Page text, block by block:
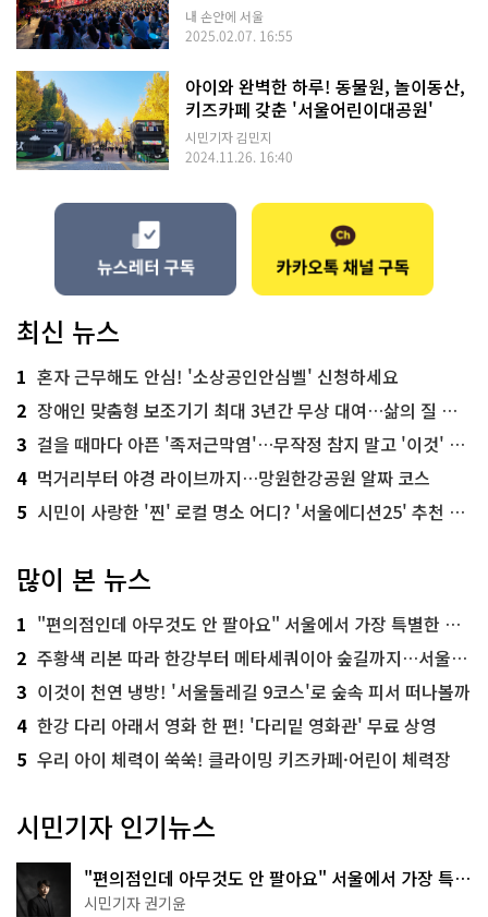
내 손안에 서울
2025.02.07. 16:55
아이와 완벽한 하루! 동물원, 놀이동산,
키즈카페 갖춘 '서울어린이대공원'
시민기자 김민지
2024.11.26. 16:40
최신 뉴스
1 혼자 근무해도 안심! '소상공인안심벨' 신청하세요
2 장애인 맞춤형 보조기기 최대 3년간 무상 대여…삶의 질 높인다
3 걸을 때마다 아픈 '족저근막염'…무작정 참지 말고 '이것' 해보세요!
4 먹거리부터 야경 라이브까지…망원한강공원 알짜 코스
5 시민이 사랑한 '찐' 로컬 명소 어디? '서울에디션25' 추천 코스
많이 본 뉴스
1 "편의점인데 아무것도 안 팔아요" 서울에서 가장 특별한 편의점의 정체
2 주황색 리본 따라 한강부터 메타세쿼이아 숲길까지…서울둘레길 15코스
3 이것이 천연 냉방! '서울둘레길 9코스'로 숲속 피서 떠나볼까
4 한강 다리 아래서 영화 한 편! '다리밑 영화관' 무료 상영
5 우리 아이 체력이 쑥쑥! 클라이밍 키즈카페·어린이 체력장
시민기자 인기뉴스
"편의점인데 아무것도 안 팔아요" 서울에서 가장 특별
한 편의점의 정체
시민기자 권기윤